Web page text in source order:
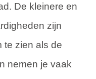
De kleinere en
zijn
te zien als de
nemen je vaak